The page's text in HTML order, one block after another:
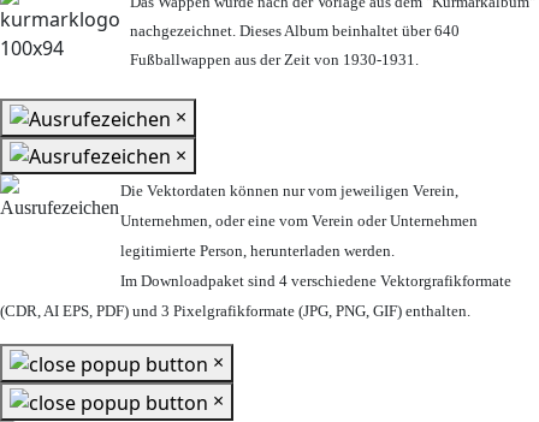
nachgezeichnet. Dieses Album beinhaltet über 640
Fußballwappen aus der Zeit von 1930-1931.
×
×
Die Vektordaten können nur vom jeweiligen Verein,
Unternehmen, oder eine vom Verein oder Unternehmen
legitimierte Person, herunterladen werden.
Im Downloadpaket sind 4 verschiedene Vektorgrafikformate
(CDR, AI EPS, PDF) und 3 Pixelgrafikformate (JPG, PNG, GIF) enthalten.
×
×